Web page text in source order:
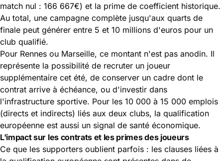
match nul : 166 667€) et la prime de coefficient historique.
Au total, une campagne complète jusqu'aux quarts de
finale peut générer entre 5 et 10 millions d'euros pour un
club qualifié.
Pour Rennes ou Marseille, ce montant n'est pas anodin. Il
représente la possibilité de recruter un joueur
supplémentaire cet été, de conserver un cadre dont le
contrat arrive à échéance, ou d'investir dans
l'infrastructure sportive. Pour les 10 000 à 15 000 emplois
(directs et indirects) liés aux deux clubs, la qualification
européenne est aussi un signal de santé économique.
L'impact sur les contrats et les primes des joueurs
Ce que les supporters oublient parfois : les clauses liées à